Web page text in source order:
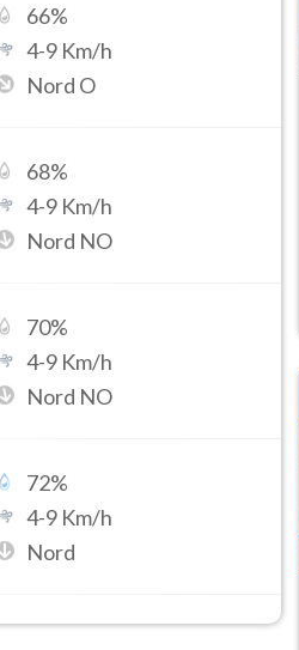
66%
4-9 Km/h
Nord O
68%
4-9 Km/h
Nord NO
70%
4-9 Km/h
Nord NO
72%
4-9 Km/h
Nord